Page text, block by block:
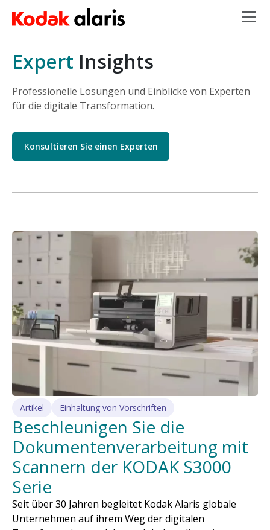
Skip to main content
Expert Insights
Professionelle Lösungen und Einblicke von Experten
für die digitale Transformation.
Konsultieren Sie einen Experten
Artikel Einhaltung von Vorschriften
Beschleunigen Sie die
Dokumentenverarbeitung mit
Scannern der KODAK S3000
Serie
Seit über 30 Jahren begleitet Kodak Alaris globale
Unternehmen auf ihrem Weg der digitalen